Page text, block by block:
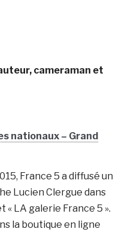
cameraman et
nationaux – Grand
France 5 a diffusé un
Lucien Clergue dans
« LA galerie France 5 ».
la boutique en ligne